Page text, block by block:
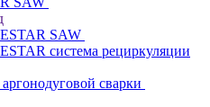
SAW
система рециркуляции
сварки